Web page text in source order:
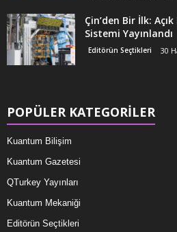
Çin’den Bir İlk:
Sistemi Yayınlandı
Editörün Seçtikleri 30
POPÜLER KATEGORİLER
Kuantum Bilişim
Kuantum Gazetesi
QTurkey Yayınları
Kuantum Mekaniği
Editörün Seçtikleri